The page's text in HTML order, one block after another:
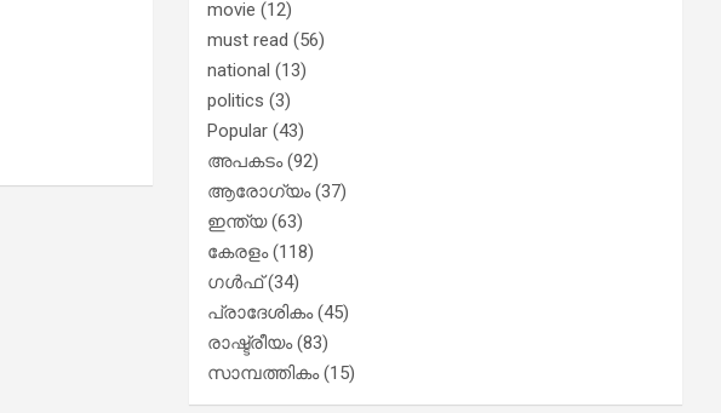
movie (12)
must read (56)
national (13)
politics (3)
Popular (43)
അപകടം(92)
ആരോഗ്യം(37)
ഇന്ത്യ(63)
കേരളം(118)
ഗൾഫ്(34)
പ്രാദേശികം(45)
രാഷ്ട്രീയം(83)
സാമ്പത്തികം(15)